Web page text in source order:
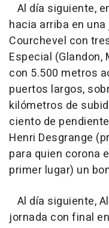
Al día siguiente,
hacia arriba en
Courchevel con
Especial (Glandon,
con 5.500 metros
puertos largos,
kilómetros de
ciento de
Henri Desgrange
para quien corona
primer lugar) un
Al día siguiente,
jornada con final